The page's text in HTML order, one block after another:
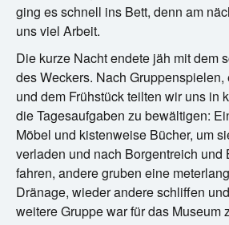
ging es schnell ins Bett, denn am
uns viel Arbeit.
Die kurze Nacht endete jäh mit dem
des Weckers. Nach
und dem Frühstück teilten wir uns in
die Tagesaufgaben zu bewältigen:
Möbel und kistenweise Bücher, um
verladen und nach Borgentreich und
fahren, andere gruben eine
Dränage, wieder andere schliffen
weitere Gruppe war für das Museum